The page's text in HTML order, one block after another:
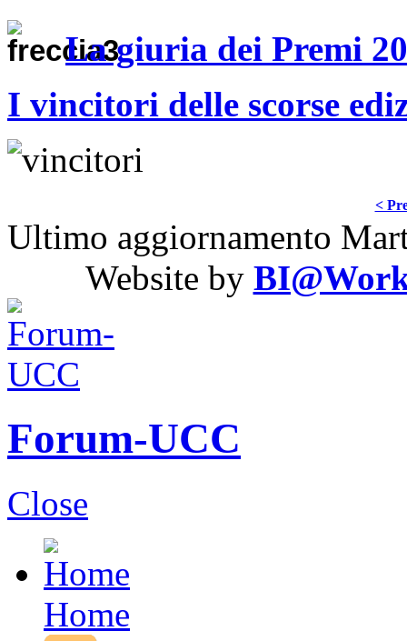
La giuria dei Premi
I vincitori delle scorse
<
Ultimo aggiornamento
Website by
Forum-UCC
Close
Home